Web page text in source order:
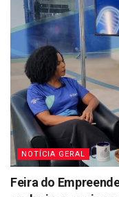
NOTÍCIA GERAL
Feira do